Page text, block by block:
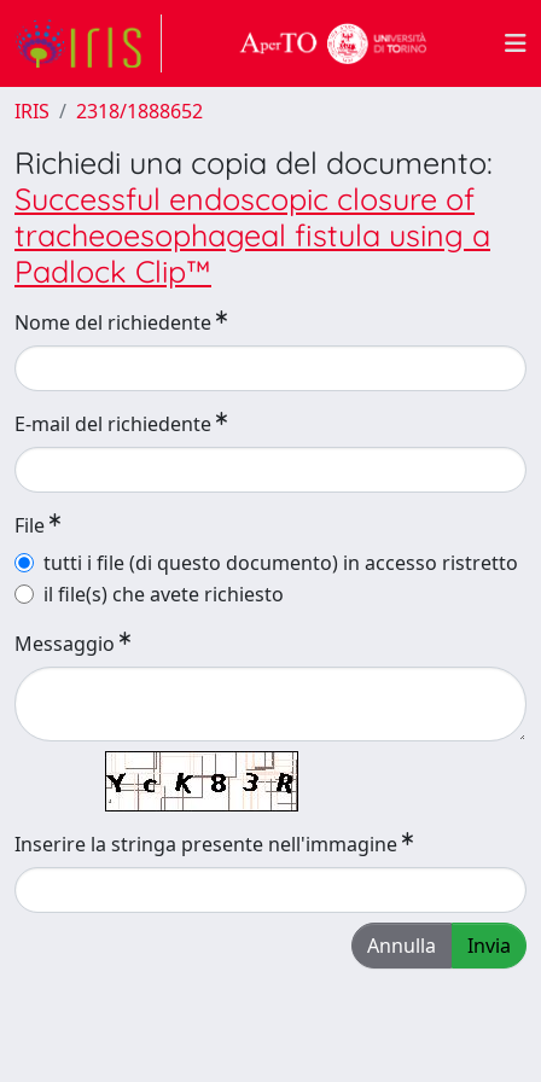
IRIS 2318/1888652
Richiedi una copia del documento:
Successful endoscopic closure of
tracheoesophageal fistula using a
Padlock Clip™
Nome del richiedente
E-mail del richiedente
File
tutti i file (di questo documento) in accesso ristretto
il file(s) che avete richiesto
Messaggio
Inserire la stringa presente nell'immagine
Annulla Invia